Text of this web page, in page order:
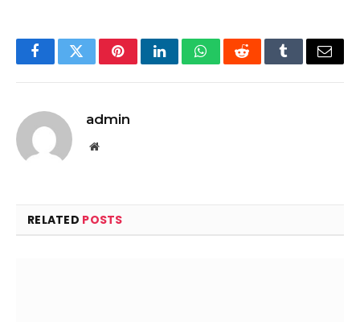
FacebookTwitterPinterestLinkedInWhatsAppRedditTumblrEmail
admin
Website
RELATED POSTS